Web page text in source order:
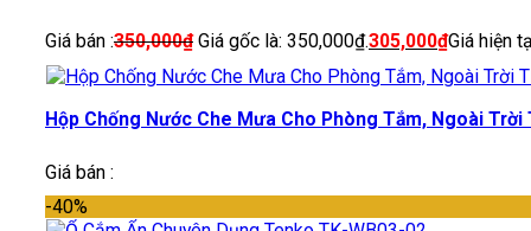
Giá bán :350,000₫ Giá gốc là: 350,000₫.305,000₫Giá hiện
Hộp Chống Nước Che Mưa Cho Phòng Tắm, Ngoài Trời
Giá bán :
-40%